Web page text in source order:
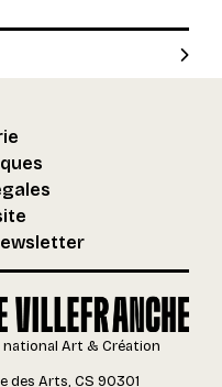
national Art & Création
des Arts, CS 90301